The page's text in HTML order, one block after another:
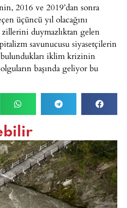
2016 ve 2019’dan sonra
üçüncü yıl olacağını
duymazlıktan gelen
savunucusu siyasetçilerin
bulundukları iklim krizinin
başında geliyor bu